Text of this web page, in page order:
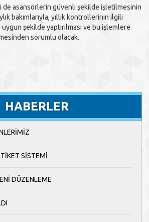
de asansörlerin güvenli şekilde işletilmesinin
bakımlarıyla, yıllık kontrollerinin ilgili
şekilde yaptırılması ve bu işlemlere
sorumlu olacak.
HABERLER
SİSTEMİ
DÜZENLEME